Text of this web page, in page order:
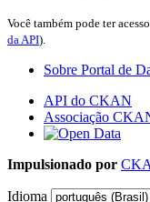
Você também pode ter
da API).
Sobre Portal de
API do CKAN
Associação
Impulsionado por
Idioma